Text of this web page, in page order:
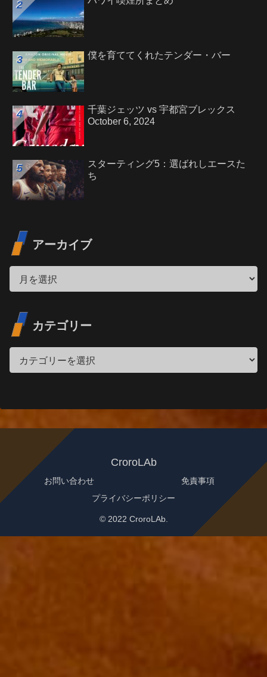
僕を育ててくれたテンダー・バー
千葉ジェッツ vs 宇都宮ブレックス
October 6, 2024
スターティング5：選ばれしエースた
ち
アーカイブ
カテゴリー
CroroLAb
お問い合わせ
免責事項
プライバシーポリシー
© 2022 CroroLAb.